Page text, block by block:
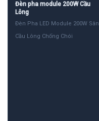
Đèn pha module 200W Cầu
Lông
Đèn Pha LED Module 200W Sân
Cầu Lông Chống Chói